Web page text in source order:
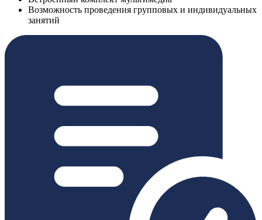
Возможность проведения групповых и индивидуальных
занятий